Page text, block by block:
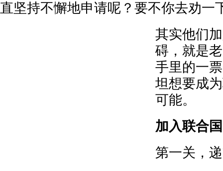
直坚持不懈地申请呢？要不你去劝一
其实他们
碍，就是
手里的一
坦想要成
可能。
加入联合
第一关，